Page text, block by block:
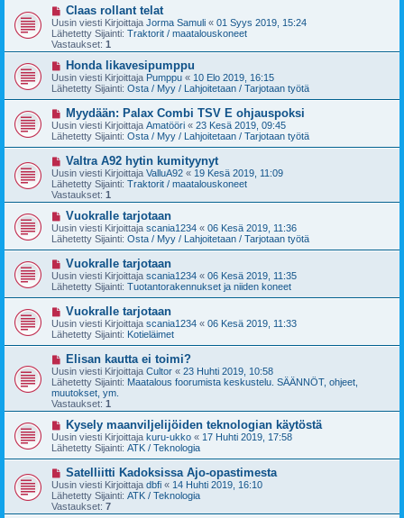
e
s
t
U
u
s
i
v
e
s
t
Claas rollant telat
Uusin viesti Kirjoittaja Jorma Samuli « 01 Syys 2019, 15:24
Lähetetty Sijainti: Traktorit / maatalouskoneet
Vastaukset: 1
U
u
s
i
v
e
s
t
Honda likavesipumppu
Uusin viesti Kirjoittaja Pumppu « 10 Elo 2019, 16:15
Lähetetty Sijainti: Osta / Myy / Lahjoitetaan / Tarjotaan työtä
U
u
s
i
v
e
s
t
Myydään: Palax Combi TSV E ohjauspoksi
Uusin viesti Kirjoittaja Amatööri « 23 Kesä 2019, 09:45
Lähetetty Sijainti: Osta / Myy / Lahjoitetaan / Tarjotaan työtä
U
u
s
i
v
s
t
Valtra A92 hytin kumityynyt
Uusin viesti Kirjoittaja ValluA92 « 19 Kesä 2019, 11:09
Lähetetty Sijainti: Traktorit / maatalouskoneet
Vastaukset: 1
U
u
s
i
v
e
s
t
Vuokralle tarjotaan
Uusin viesti Kirjoittaja scania1234 « 06 Kesä 2019, 11:36
Lähetetty Sijainti: Osta / Myy / Lahjoitetaan / Tarjotaan työtä
U
u
s
i
v
e
s
t
Vuokralle tarjotaan
Uusin viesti Kirjoittaja scania1234 « 06 Kesä 2019, 11:35
Lähetetty Sijainti: Tuotantorakennukset ja niiden koneet
U
u
s
i
v
e
s
t
i
Vuokralle tarjotaan
Uusin viesti Kirjoittaja scania1234 « 06 Kesä 2019, 11:33
Lähetetty Sijainti: Kotieläimet
U
u
s
i
v
i
e
s
t
i
Elisan kautta ei toimi?
Uusin viesti Kirjoittaja Cultor « 23 Huhti 2019, 10:58
Lähetetty Sijainti: Maatalous foorumista keskustelu. SÄÄNNÖT, ohjeet,
muutokset, ym.
Vastaukset: 1
U
u
s
i
v
e
s
t
Kysely maanviljelijöiden teknologian käytöstä
Uusin viesti Kirjoittaja kuru-ukko « 17 Huhti 2019, 17:58
Lähetetty Sijainti: ATK / Teknologia
U
u
s
i
v
Satelliitti Kadoksissa Ajo-opastimesta
Uusin viesti Kirjoittaja dbfi « 14 Huhti 2019, 16:10
Lähetetty Sijainti: ATK / Teknologia
Vastaukset: 7